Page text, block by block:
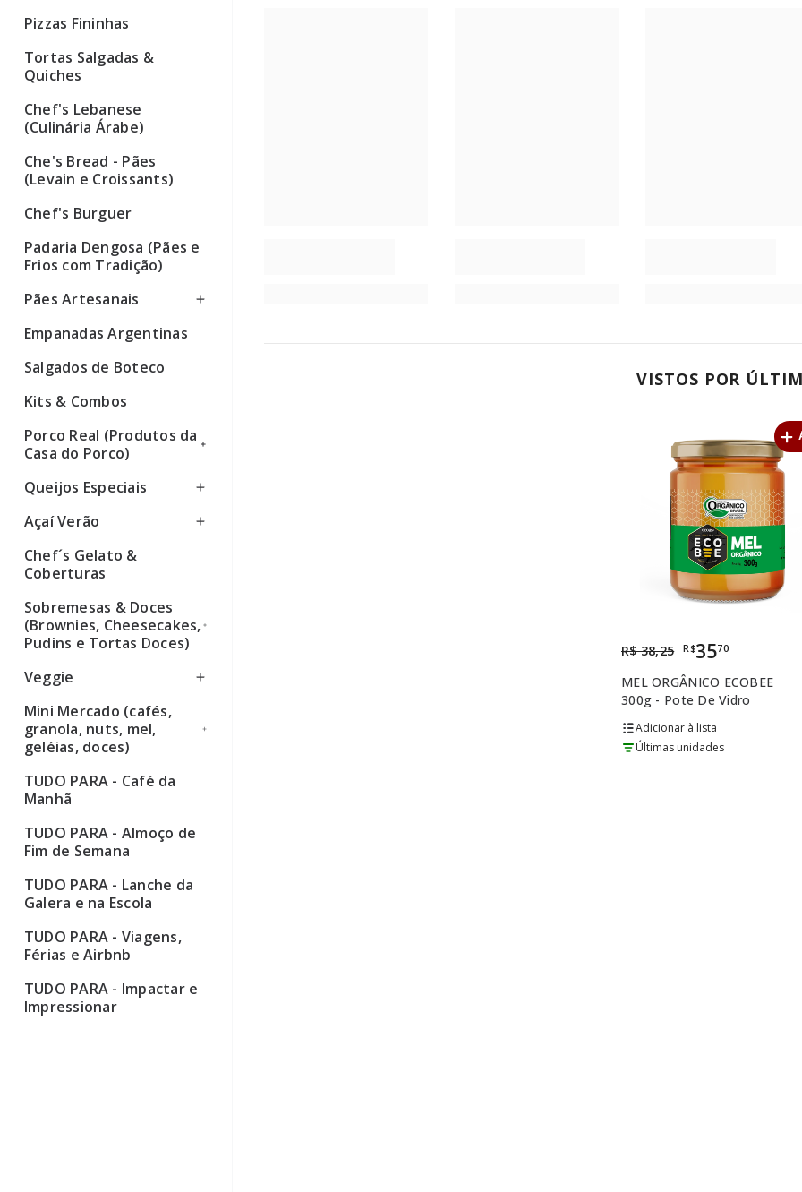
Pizzas Fininhas
Tortas Salgadas &
Quiches
Chef's Lebanese
(Culinária Árabe)
Che's Bread - Pães
(Levain e Croissants)
Chef's Burguer
Padaria Dengosa (Pães e
Frios com Tradição)
Pães Artesanais
Ver todos
Empanadas Argentinas
Salgados de Boteco
Kits & Combos
Porco Real (Produtos da
Casa do Porco)
Ver todos
Queijos Especiais
Ver todos
Açaí Verão
Ver todos
Chef´s Gelato &
Coberturas
Sobremesas & Doces
(Brownies, Cheesecakes,
Pudins e Tortas Doces)
Ver todos
Veggie
Ver todos
Mini Mercado (cafés,
granola, nuts, mel,
geléias, doces)
Ver todos
TUDO PARA - Café da
Manhã
TUDO PARA - Almoço de
Fim de Semana
TUDO PARA - Lanche da
Galera e na Escola
TUDO PARA - Viagens,
Férias e Airbnb
TUDO PARA - Impactar e
Impressionar
VISTOS POR
R$ 38,25 R$3570
MEL ORGÂNICO ECOBEE
300g - Pote De Vidro
lista
Últimas unidades